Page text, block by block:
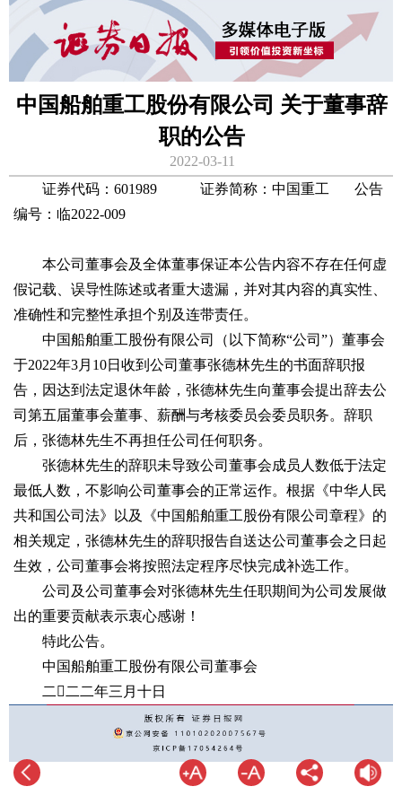
中国船舶重工股份有限公司 关于董事辞
职的公告
2022-03-11
证券代码：601989 证券简称：中国重工 公告
编号：临2022-009
本公司董事会及全体董事保证本公告内容不存在任何虚
假记载、误导性陈述或者重大遗漏，并对其内容的真实性、
准确性和完整性承担个别及连带责任。
中国船舶重工股份有限公司（以下简称“公司”）董事会
于2022年3月10日收到公司董事张德林先生的书面辞职报
告，因达到法定退休年龄，张德林先生向董事会提出辞去公
司第五届董事会董事、薪酬与考核委员会委员职务。辞职
后，张德林先生不再担任公司任何职务。
张德林先生的辞职未导致公司董事会成员人数低于法定
最低人数，不影响公司董事会的正常运作。根据《中华人民
共和国公司法》以及《中国船舶重工股份有限公司章程》的
相关规定，张德林先生的辞职报告自送达公司董事会之日起
生效，公司董事会将按照法定程序尽快完成补选工作。
公司及公司董事会对张德林先生任职期间为公司发展做
出的重要贡献表示衷心感谢！
特此公告。
中国船舶重工股份有限公司董事会
二二二年三月十日